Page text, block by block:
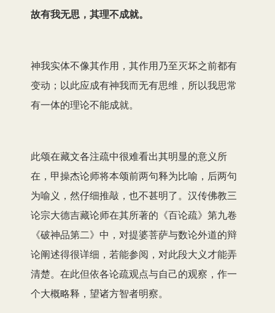
故有我无思，其理不成就。
神我实体不像其作用，其作用乃至灭坏之前都有
变动；以此应成有神我而无有思维，所以我思常
有一体的理论不能成就。
此颂在藏文各注疏中很难看出其明显的意义所
在，甲操杰论师将本颂前两句释为比喻，后两句
为喻义，然仔细推敲，也不甚明了。汉传佛教三
论宗大德吉藏论师在其所著的《百论疏》第九卷
《破神品第二》中，对提婆菩萨与数论外道的辩
论阐述得很详细，若能参阅，对此段大义才能弄
清楚。在此但依各论疏观点与自己的观察，作一
个大概略释，望诸方智者明察。